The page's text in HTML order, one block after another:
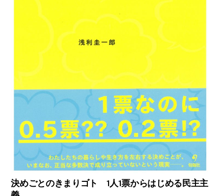
決めごとのきまりゴト 1人1票からはじめる民主主